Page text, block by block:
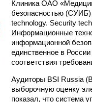
Клиника ОАО
безопасностью (СУИБ)
technology. Security
Информационные
информационной
единственное в
соответствия
Аудиторы BSI Russia
выборочную оценку
показал, что система